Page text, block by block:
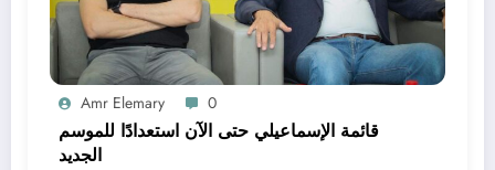
Amr Elemary 0
قائمة الإسماعيلي حتى الآن استعدادًا للموسم
الجديد